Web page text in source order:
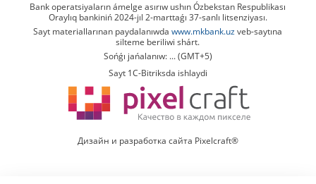
Bank operatsiyaların ámelge asırıw ushın Ózbekstan Respublikası
Oraylıq bankiniń 2024-jıl 2-marttaǵı 37-sanlı litsenziyası.
Sayt materiallarınan paydalanıwdawww.mkbank.uz veb-saytına
silteme beriliwi shárt.
Sońǵı jańalanıw: ... (GMT+5)
Sayt 1C-Bitriksda ishlaydi
Дизайн и разработка сайта Pixelcraft®